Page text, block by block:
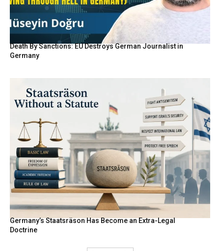
Death By Sanctions: EU Destroys German Journalist in
Germany
Germany’s Staatsräson Has Become an Extra-Legal
Doctrine